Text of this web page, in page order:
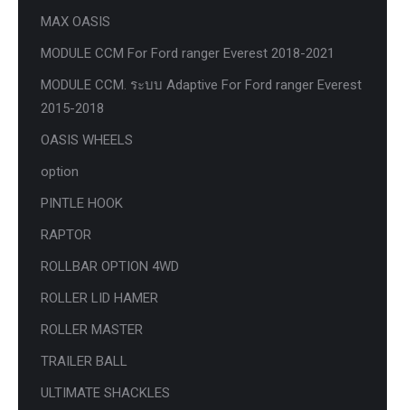
MAX OASIS
MODULE CCM For Ford ranger Everest 2018-2021
MODULE CCM. ระบบ Adaptive For Ford ranger Everest
2015-2018
OASIS WHEELS
option
PINTLE HOOK
RAPTOR
ROLLBAR OPTION 4WD
ROLLER LID HAMER
ROLLER MASTER
TRAILER BALL
ULTIMATE SHACKLES